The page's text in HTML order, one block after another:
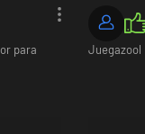
para
Juegazool